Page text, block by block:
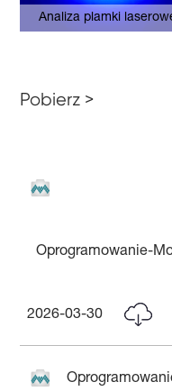
Analiza plamki
Pobierz >
Oprogramowanie-
2026-03-30